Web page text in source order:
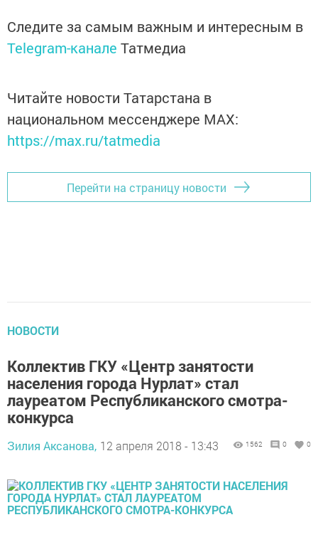
Следите за самым важным и интересным в
Telegram-канале Татмедиа
Читайте новости Татарстана в
национальном мессенджере MАХ:
https://max.ru/tatmedia
Перейти на страницу новости
НОВОСТИ
Коллектив ГКУ «Центр занятости
населения города Нурлат» стал
лауреатом Республиканского смотра-
конкурса
Зилия Аксанова, 12 апреля 2018 - 13:43 1562 0 0